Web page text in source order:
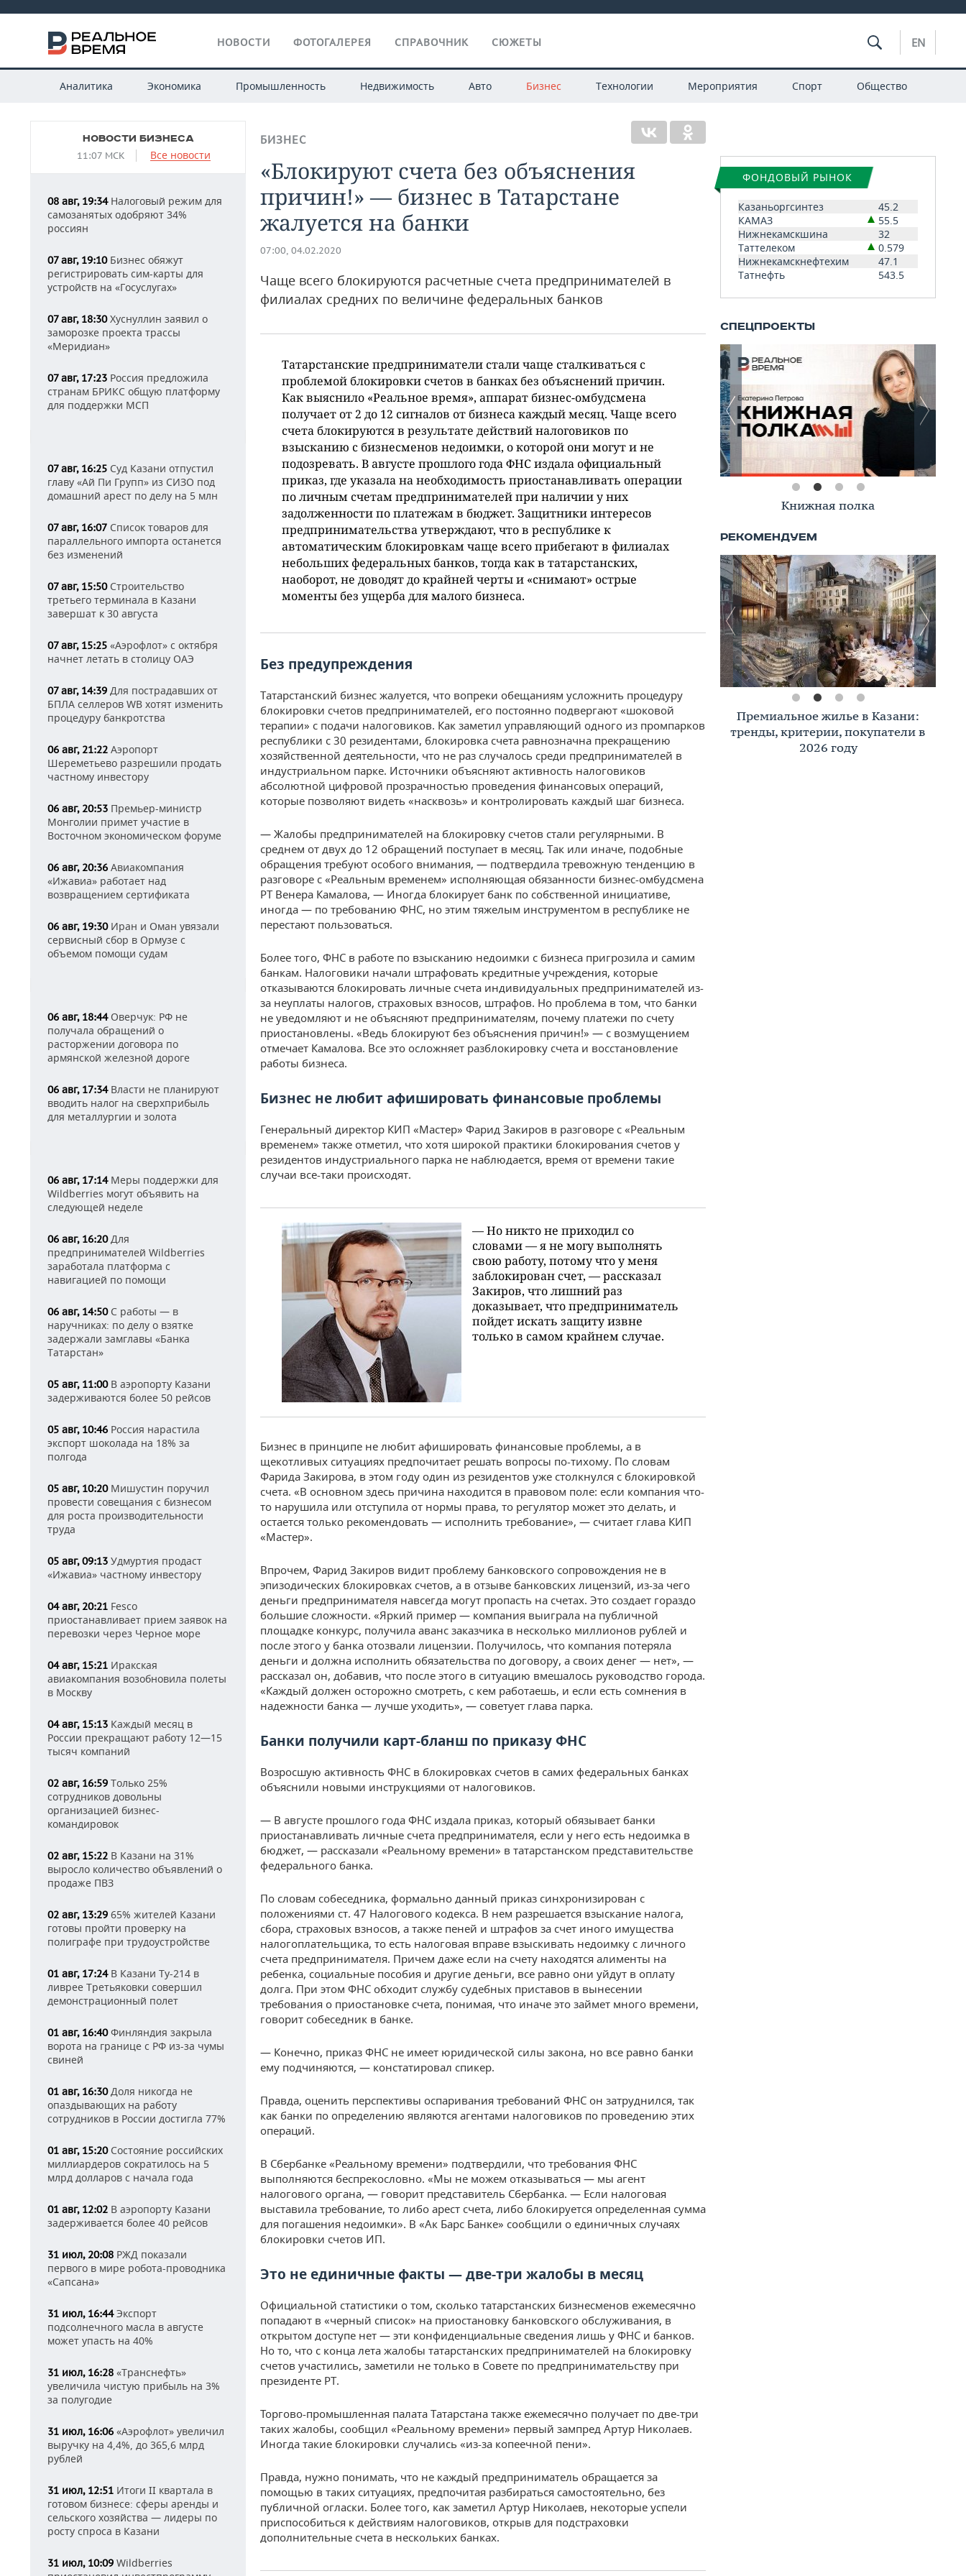
НОВОСТИ ФОТОГАЛЕРЕЯ СПРАВОЧНИК СЮЖЕТЫ EN
Аналитика Экономика Промышленность Недвижимость Авто Бизнес Технологии Мероприятия Спорт Общество
НОВОСТИ БИЗНЕСА
11:07 МСК Все новости
08 авг, 19:34Налоговый режим для
самозанятых одобряют 34%
россиян
07 авг, 19:10Бизнес обяжут
регистрировать сим-карты для
устройств на «Госуслугах»
07 авг, 18:30Хуснуллин заявил о
заморозке проекта трассы
«Меридиан»
07 авг, 17:23 Россия предложила
странам БРИКС общую платформу
для поддержки МСП
07 авг, 16:25 Суд Казани отпустил
главу «Ай Пи Групп» из СИЗО под
домашний арест по делу на 5 млн
07 авг, 16:07 Список товаров для
параллельного импорта останется
без изменений
07 авг, 15:50Строительство
третьего терминала в Казани
завершат к 30 августа
07 авг, 15:25 «Аэрофлот» с октября
начнет летать в столицу ОАЭ
07 авг, 14:39 Для пострадавших от
БПЛА селлеров WB хотят изменить
процедуру банкротства
06 авг, 21:22 Аэропорт
Шереметьево разрешили продать
частному инвестору
06 авг, 20:53 Премьер-министр
Монголии примет участие в
Восточном экономическом форуме
06 авг, 20:36 Авиакомпания
«Ижавиа» работает над
возвращением сертификата
06 авг, 19:30Иран и Оман увязали
сервисный сбор в Ормузе с
объемом помощи судам
06 авг, 18:44Оверчук: РФ не
получала обращений о
расторжении договора по
армянской железной дороге
06 авг, 17:34Власти не планируют
вводить налог на сверхприбыль
для металлургии и золота
06 авг, 17:14Меры поддержки для
Wildberries могут объявить на
следующей неделе
06 авг, 16:20Для
предпринимателей Wildberries
заработала платформа с
навигацией по помощи
06 авг, 14:50С работы — в
наручниках: по делу о взятке
задержали замглавы «Банка
Татарстан»
05 авг, 11:00В аэропорту Казани
задерживаются более 50 рейсов
05 авг, 10:46 Россия нарастила
экспорт шоколада на 18% за
полгода
05 авг, 10:20Мишустин поручил
провести совещания с бизнесом
для роста производительности
труда
05 авг, 09:13 Удмуртия продаст
«Ижавиа» частному инвестору
04 авг, 20:21 Fesco
приостанавливает прием заявок на
перевозки через Черное море
04 авг, 15:21 Иракская
авиакомпания возобновила полеты
в Москву
04 авг, 15:13 Каждый месяц в
России прекращают работу 12—15
тысяч компаний
02 авг, 16:59 Только 25%
сотрудников довольны
организацией бизнес-
командировок
02 авг, 15:22 В Казани на 31%
выросло количество объявлений о
продаже ПВЗ
02 авг, 13:29 65% жителей Казани
готовы пройти проверку на
полиграфе при трудоустройстве
01 авг, 17:24В Казани Ту-214 в
ливрее Третьяковки совершил
демонстрационный полет
01 авг, 16:40Финляндия закрыла
ворота на границе с РФ из-за чумы
свиней
01 авг, 16:30Доля никогда не
опаздывающих на работу
сотрудников в России достигла 77%
01 авг, 15:20Состояние российских
миллиардеров сократилось на 5
млрд долларов с начала года
01 авг, 12:02 В аэропорту Казани
задерживается более 40 рейсов
31 июл, 20:08 РЖД показали
первого в мире робота-проводника
«Сапсана»
31 июл, 16:44Экспорт
подсолнечного масла в августе
может упасть на 40%
31 июл, 16:28 «Транснефть»
увеличила чистую прибыль на 3%
за полугодие
31 июл, 16:06 «Аэрофлот» увеличил
выручку на 4,4%, до 365,6 млрд
рублей
31 июл, 12:51 Итоги II квартала в
готовом бизнесе: сферы аренды и
сельского хозяйства — лидеры по
росту спроса в Казани
31 июл, 10:09 Wildberries
БИЗНЕС
«Блокируют счета без объяснения
причин!» — бизнес в Татарстане
жалуется на банки
07:00, 04.02.2020
Чаще всего блокируются расчетные счета предпринимателей в
филиалах средних по величине федеральных банков
Татарстанские предприниматели стали чаще сталкиваться с
проблемой блокировки счетов в банках без объяснений причин.
Как выяснило «Реальное время», аппарат бизнес-омбудсмена
получает от 2 до 12 сигналов от бизнеса каждый месяц. Чаще всего
счета блокируются в результате действий налоговиков по
взысканию с бизнесменов недоимки, о которой они могут и не
подозревать. В августе прошлого года ФНС издала официальный
приказ, где указала на необходимость приостанавливать операции
по личным счетам предпринимателей при наличии у них
задолженности по платежам в бюджет. Защитники интересов
предпринимательства утверждают, что в республике к
автоматическим блокировкам чаще всего прибегают в филиалах
небольших федеральных банков, тогда как в татарстанских,
наоборот, не доводят до крайней черты и «снимают» острые
моменты без ущерба для малого бизнеса.
Без предупреждения
Татарстанский бизнес жалуется, что вопреки обещаниям усложнить процедуру
блокировки счетов предпринимателей, его постоянно подвергают «шоковой
терапии» с подачи налоговиков. Как заметил управляющий одного из промпарков
республики с 30 резидентами, блокировка счета равнозначна прекращению
хозяйственной деятельности, что не раз случалось среди предпринимателей в
индустриальном парке. Источники объясняют активность налоговиков
абсолютной цифровой прозрачностью проведения финансовых операций,
которые позволяют видеть «насквозь» и контролировать каждый шаг бизнеса.
— Жалобы предпринимателей на блокировку счетов стали регулярными. В
среднем от двух до 12 обращений поступает в месяц. Так или иначе, подобные
обращения требуют особого внимания, — подтвердила тревожную тенденцию в
разговоре с «Реальным временем» исполняющая обязанности бизнес-омбудсмена
РТ Венера Камалова, — Иногда блокирует банк по собственной инициативе,
иногда — по требованию ФНС, но этим тяжелым инструментом в республике не
перестают пользоваться.
Более того, ФНС в работе по взысканию недоимки с бизнеса пригрозила и самим
банкам. Налоговики начали штрафовать кредитные учреждения, которые
отказываются блокировать личные счета индивидуальных предпринимателей из-
за неуплаты налогов, страховых взносов, штрафов. Но проблема в том, что банки
не уведомляют и не объясняют предпринимателям, почему платежи по счету
приостановлены. «Ведь блокируют без объяснения причин!» — с возмущением
отмечает Камалова. Все это осложняет разблокировку счета и восстановление
работы бизнеса.
Бизнес не любит афишировать финансовые проблемы
Генеральный директор КИП «Мастер» Фарид Закиров в разговоре с «Реальным
временем» также отметил, что хотя широкой практики блокирования счетов у
резидентов индустриального парка не наблюдается, время от времени такие
случаи все-таки происходят.
— Но никто не приходил со
словами — я не могу выполнять
свою работу, потому что у меня
заблокирован счет, — рассказал
Закиров, что лишний раз
доказывает, что предприниматель
пойдет искать защиту извне
только в самом крайнем случае.
Бизнес в принципе не любит афишировать финансовые проблемы, а в
щекотливых ситуациях предпочитает решать вопросы по-тихому. По словам
Фарида Закирова, в этом году один из резидентов уже столкнулся с блокировкой
счета. «В основном здесь причина находится в правовом поле: если компания что-
то нарушила или отступила от нормы права, то регулятор может это делать, и
остается только рекомендовать — исполнить требование», — считает глава КИП
«Мастер».
Впрочем, Фарид Закиров видит проблему банковского сопровождения не в
эпизодических блокировках счетов, а в отзыве банковских лицензий, из-за чего
деньги предпринимателя навсегда могут пропасть на счетах. Это создает гораздо
большие сложности. «Яркий пример — компания выиграла на публичной
площадке конкурс, получила аванс заказчика в несколько миллионов рублей и
после этого у банка отозвали лицензии. Получилось, что компания потеряла
деньги и должна исполнить обязательства по договору, а своих денег — нет», —
рассказал он, добавив, что после этого в ситуацию вмешалось руководство города.
«Каждый должен осторожно смотреть, с кем работаешь, и если есть сомнения в
надежности банка — лучше уходить», — советует глава парка.
Банки получили карт-бланш по приказу ФНС
Возросшую активность ФНС в блокировках счетов в самих федеральных банках
объяснили новыми инструкциями от налоговиков.
— В августе прошлого года ФНС издала приказ, который обязывает банки
приостанавливать личные счета предпринимателя, если у него есть недоимка в
бюджет, — рассказали «Реальному времени» в татарстанском представительстве
федерального банка.
По словам собеседника, формально данный приказ синхронизирован с
положениями ст. 47 Налогового кодекса. В нем разрешается взыскание налога,
сбора, страховых взносов, а также пеней и штрафов за счет иного имущества
налогоплательщика, то есть налоговая вправе взыскивать недоимку с личного
счета предпринимателя. Причем даже если на счету находятся алименты на
ребенка, социальные пособия и другие деньги, все равно они уйдут в оплату
долга. При этом ФНС обходит службу судебных приставов в вынесении
требования о приостановке счета, понимая, что иначе это займет много времени,
говорит собеседник в банке.
— Конечно, приказ ФНС не имеет юридической силы закона, но все равно банки
ему подчиняются, — констатировал спикер.
Правда, оценить перспективы оспаривания требований ФНС он затруднился, так
как банки по определению являются агентами налоговиков по проведению этих
операций.
В Сбербанке «Реальному времени» подтвердили, что требования ФНС
выполняются беспрекословно. «Мы не можем отказываться — мы агент
налогового органа, — говорит представитель Сбербанка. — Если налоговая
выставила требование, то либо арест счета, либо блокируется определенная сумма
для погашения недоимки». В «Ак Барс Банке» сообщили о единичных случаях
блокировки счетов ИП.
Это не единичные факты — две-три жалобы в месяц
Официальной статистики о том, сколько татарстанских бизнесменов ежемесячно
попадают в «черный список» на приостановку банковского обслуживания, в
открытом доступе нет — эти конфиденциальные сведения лишь у ФНС и банков.
Но то, что с конца лета жалобы татарстанских предпринимателей на блокировку
счетов участились, заметили не только в Совете по предпринимательству при
президенте РТ.
Торгово-промышленная палата Татарстана также ежемесячно получает по две-три
таких жалобы, сообщил «Реальному времени» первый зампред Артур Николаев.
Иногда такие блокировки случались «из-за копеечной пени».
Правда, нужно понимать, что не каждый предприниматель обращается за
помощью в таких ситуациях, предпочитая разбираться самостоятельно, без
публичной огласки. Более того, как заметил Артур Николаев, некоторые успели
приспособиться к действиям налоговиков, открыв для подстраховки
дополнительные счета в нескольких банках.
ФОНДОВЫЙ РЫНОК
Казаньоргсинтез
45.2
КАМАЗ
55.5
Нижнекамскшина
32
Таттелеком
0.579
Нижнекамскнефтехим
47.1
Татнефть
543.5
Книжная полка
Премиальное жилье в Казани:
тренды, критерии, покупатели в
2026 году